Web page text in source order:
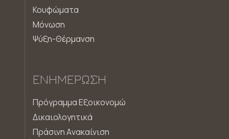
Κουφώματα
Μόνωση
Ψύξη-Θέρμανση
ΕΝΗΜΈΡΩΣΗ
Πρόγραμμα Εξοικονομώ
Δικαιολογητικά
Πράσινη Aνακαίνιση